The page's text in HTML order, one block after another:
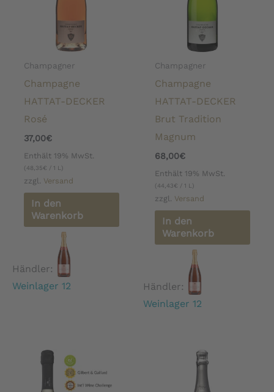
Champagner
Champagne
HATTAT-DECKER
Rosé
37,00€
Enthält 19% MwSt.
(48,35€ / 1 L)
zzgl. Versand
In den
Warenkorb
Händler:
Weinlager 12
Champagner
Champagne
HATTAT-DECKER
Brut Tradition
Magnum
68,00€
Enthält 19% MwSt.
(44,43€ / 1 L)
zzgl. Versand
In den
Warenkorb
Händler:
Weinlager 12